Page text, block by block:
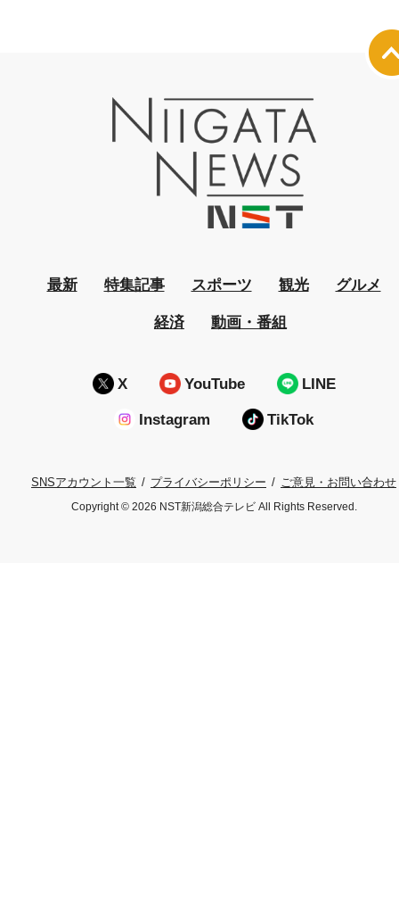
最新 特集記事 スポーツ 観光 グルメ
経済 動画・番組
X YouTube LINE
Instagram TikTok
SNSアカウント一覧 プライバシーポリシー ご意見・お問い合わせ
Copyright © 2026 NST新潟総合テレビ All Rights Reserved.